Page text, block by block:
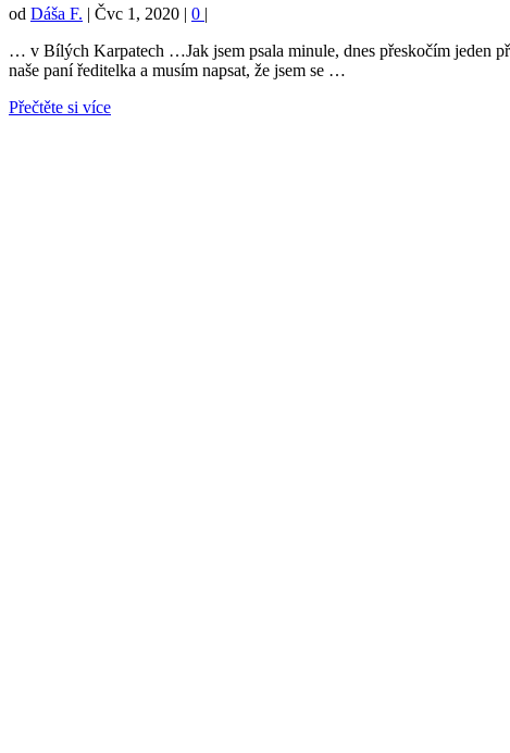
od Dáša F. | Čvc 1, 2020 | 0 |
… v Bílých Karpatech …Jak jsem psala minule, dnes přeskočím jeden
naše paní ředitelka a musím napsat, že jsem se …
Přečtěte si více